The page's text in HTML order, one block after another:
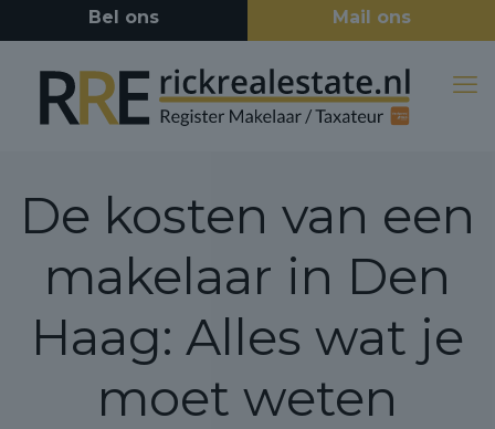
De kosten van een
makelaar in Den
Haag: Alles wat je
moet weten